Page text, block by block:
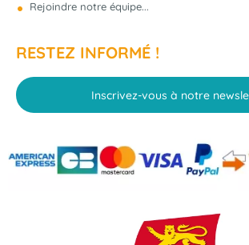
Rejoindre notre équipe...
RESTEZ INFORMÉ !
Inscrivez-vous à notre